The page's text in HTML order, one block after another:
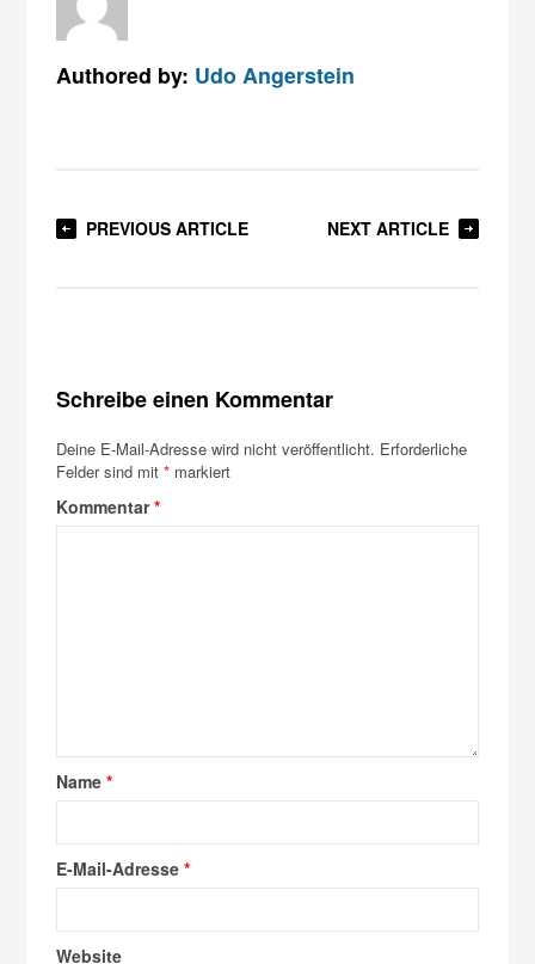
Authored by: Udo Angerstein
PREVIOUS ARTICLE NEXT ARTICLE
Schreibe einen Kommentar
Deine E-Mail-Adresse wird nicht veröffentlicht. Erforderliche
Felder sind mit* markiert
Kommentar*
Name*
E-Mail-Adresse*
Website